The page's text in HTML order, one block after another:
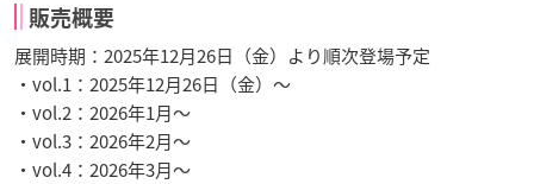
販売概要
展開時期：2025年12月26日（金）より順次登場予定
・vol.1：2025年12月26日（金）～
・vol.2：2026年1月～
・vol.3：2026年2月～
・vol.4：2026年3月～